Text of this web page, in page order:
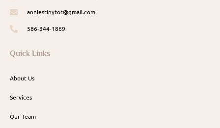
anniestinytot@gmail.com
586-344-1869
Quick Links
About Us
Services
Our Team